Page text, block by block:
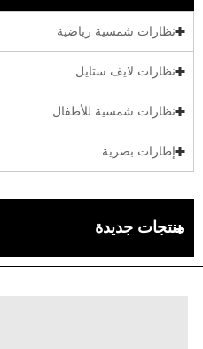
نظارات شمسية رياضية
نظارات لايف ستايل
نظارات شمسية للأطفال
إطارات بصرية
منتجات جديدة